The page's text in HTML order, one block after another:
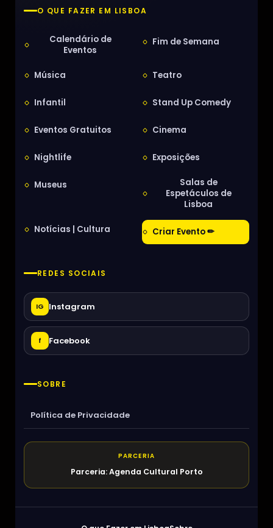
O QUE FAZER EM LISBOA
Calendário de
Eventos
Fim de Semana
Música Teatro
Infantil Stand Up Comedy
Eventos Gratuitos Cinema
Nightlife Exposições
Museus
Salas de
Espetáculos de
Lisboa
Notícias | Cultura Criar Evento ✏
REDES SOCIAIS
IG Instagram
f Facebook
SOBRE
Política de Privacidade
PARCERIA
Parceria: Agenda Cultural Porto